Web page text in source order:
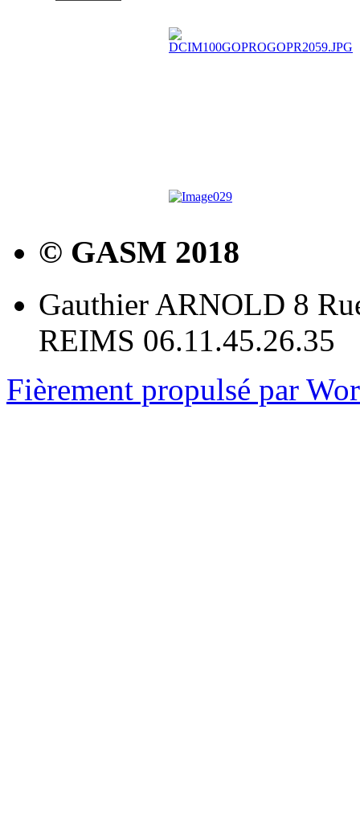
© GASM 2018
Gauthier ARNOLD 8
REIMS 06.11.45.26.35
Fièrement propulsé par